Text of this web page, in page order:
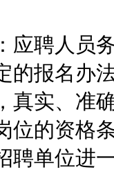
聘人员务
的报名办
真实、准
位的资格
聘单位进